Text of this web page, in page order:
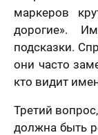
маркеров
дорогие».
подсказки.
они часто
кто видит
Третий
должна быть